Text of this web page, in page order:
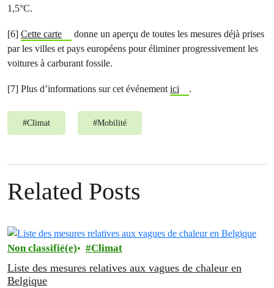
1,5°C.
[6] Cette carte
donne un aperçu de toutes les mesures déjà prises
par les villes et pays européens pour éliminer progressivement les
voitures à carburant fossile.
[7] Plus d’informations sur cet événementici .
#Climat #Mobilité
Related Posts
Non classifié(e) Climat
Liste des mesures relatives aux vagues de chaleur en
Belgique